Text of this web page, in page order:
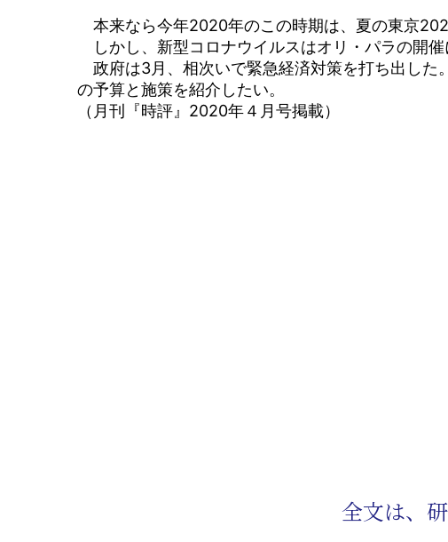
本来なら今年2020年のこの時期は、夏の東京
しかし、新型コロナウイルスはオリ・パラの開
政府は3月、相次いで緊急経済対策を打ち出した
の予算と施策を紹介したい。
（月刊『時評』2020年４月号掲載）
全文は、